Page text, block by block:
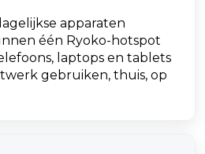
apparaten
één Ryoko-hotspot
laptops en tablets
gebruiken, thuis, op